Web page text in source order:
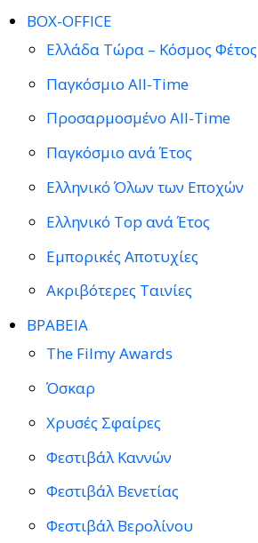
BOX-OFFICE
Ελλάδα Τώρα – Κόσμος Φέτος
Παγκόσμιο All-Time
Προσαρμοσμένο All-Time
Παγκόσμιο ανά Έτος
Ελληνικό Όλων των Εποχών
Ελληνικό Top ανά Έτος
Εμπορικές Αποτυχίες
Ακριβότερες Ταινίες
ΒΡΑΒΕΙΑ
The Filmy Awards
Όσκαρ
Χρυσές Σφαίρες
Φεστιβάλ Καννών
Φεστιβάλ Βενετίας
Φεστιβάλ Βερολίνου